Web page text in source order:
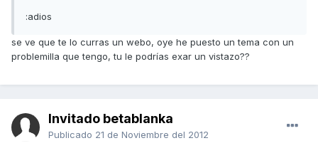
:adios
se ve que te lo curras un webo, oye he puesto un tema con un
problemilla que tengo, tu le podrías exar un vistazo??
Invitado betablanka
Publicado 21 de Noviembre del 2012